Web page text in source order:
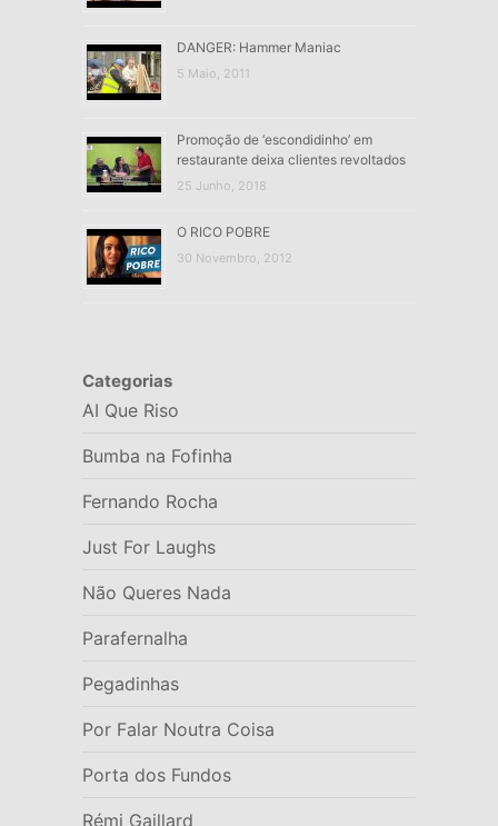
DANGER: Hammer Maniac
5 Maio, 2011
Promoção de ‘escondidinho’ em
restaurante deixa clientes revoltados
25 Junho, 2018
O RICO POBRE
30 Novembro, 2012
Categorias
AI Que Riso
Bumba na Fofinha
Fernando Rocha
Just For Laughs
Não Queres Nada
Parafernalha
Pegadinhas
Por Falar Noutra Coisa
Porta dos Fundos
Rémi Gaillard